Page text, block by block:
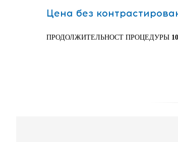
Цена без
ПРОДОЛЖИТЕЛЬНОСТ ПРОЦЕДУРЫ